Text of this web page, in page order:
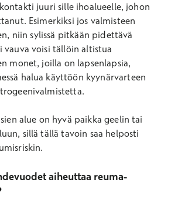
juuri sille ihoalueelle, johon
Esimerkiksi jos valmisteen
niin sylissä pitkään pidettävä
voisi tällöin altistua
monet, joilla on lapsenlapsia,
halua käyttöön kyynärvarteen
alue on hyvä paikka geelin tai
sillä tällä tavoin saa helposti
aiheuttaa reuma-